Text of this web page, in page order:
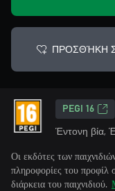
ΠΡΟΣΘΉΚΗ
PEGI 16
Έντονη βία,
Οι εκδότες των
πληροφορίες του προφίλ
διάρκεια του παιχνιδιού.